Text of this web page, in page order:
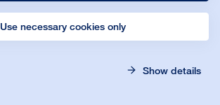
Use necessary cookies only
Show details